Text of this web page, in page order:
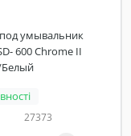
умывальник
600 Chrome II
27373